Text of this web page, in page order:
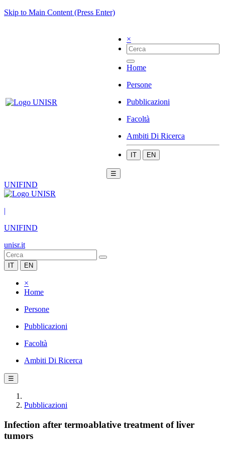
Skip to Main Content (Press Enter)
×
Home
Persone
Pubblicazioni
Facoltà
Ambiti Di Ricerca
IT EN
☰
UNIFIND
|
UNIFIND
unisr.it
IT EN
×
Home
Persone
Pubblicazioni
Facoltà
Ambiti Di Ricerca
☰
Pubblicazioni
Infection after termoablative treatment of liver
tumors